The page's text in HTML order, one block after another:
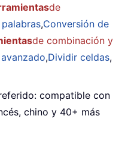
de
,Conversión de
de combinación y
,Dividir celdas,
compatible con
chino y 40+ más